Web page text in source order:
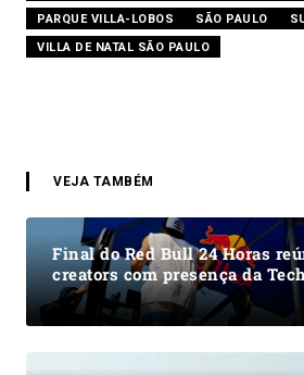
PARQUE VILLA-LOBOS
SÃO PAULO
VILLA DE NATAL SÃO PAULO
VEJA TAMBÉM
Final do Red Bull 24 Horas
creators com presença da